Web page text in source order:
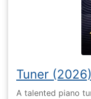
Tuner (2026)
A talented piano